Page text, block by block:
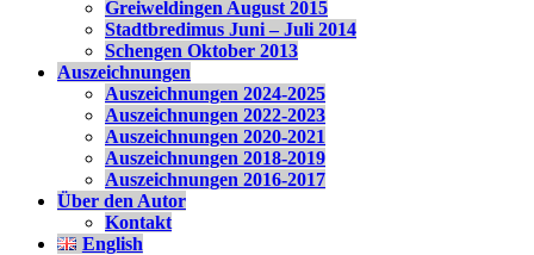
Greiweldingen August 2015
Stadtbredimus Juni – Juli 2014
Schengen Oktober 2013
Auszeichnungen
Auszeichnungen 2024-2025
Auszeichnungen 2022-2023
Auszeichnungen 2020-2021
Auszeichnungen 2018-2019
Auszeichnungen 2016-2017
Über den Autor
Kontakt
English